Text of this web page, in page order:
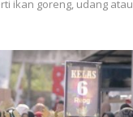
ikan goreng, udang atau